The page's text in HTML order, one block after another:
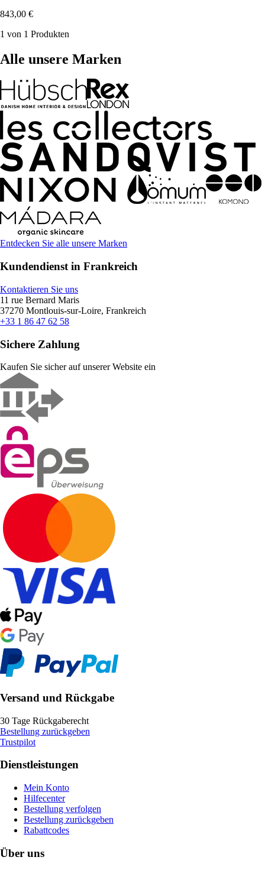
843,00 €
1 von 1 Produkten
Alle unsere Marken
Entdecken Sie alle unsere Marken
Kundendienst in Frankreich
Kontaktieren Sie uns
11 rue Bernard Maris
37270 Montlouis-sur-Loire, Frankreich
+33 1 86 47 62 58
Sichere Zahlung
Kaufen Sie sicher auf unserer Website ein
Versand und Rückgabe
30 Tage Rückgaberecht
Bestellung zurückgeben
Trustpilot
Dienstleistungen
Mein Konto
Hilfecenter
Bestellung verfolgen
Bestellung zurückgeben
Rabattcodes
Über uns